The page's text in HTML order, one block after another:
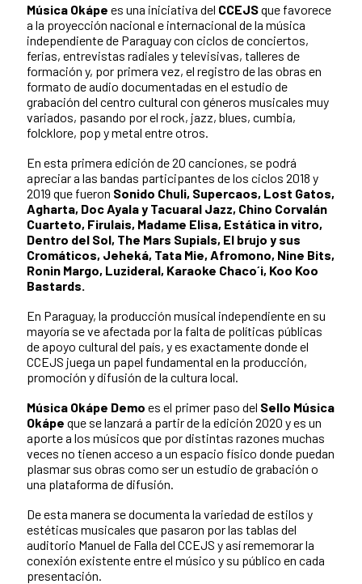
Música Okápe es una iniciativa del CCEJSque favorece
a la proyección nacional e internacional de la música
independiente de Paraguay con ciclos de conciertos,
ferias, entrevistas radiales y televisivas, talleres de
formación y, por primera vez, el registro de las obras en
formato de audio documentadas en el estudio de
grabación del centro cultural con géneros musicales muy
variados, pasando por el rock, jazz, blues, cumbia,
folcklore, pop y metal entre otros.
En esta primera edición de 20 canciones, se podrá
apreciar a las bandas participantes de los ciclos 2018 y
2019 que fueron Sonido Chuli, Supercaos, Lost Gatos,
Agharta, Doc Ayala y Tacuaral Jazz, Chino Corvalán
Cuarteto, Firulais, Madame Elisa, Estática in vitro,
Dentro del Sol, The Mars Supials, El brujo y sus
Cromáticos, Jeheká, Tata Mie, Afromono, Nine Bits,
Ronin Margo, Luzideral, Karaoke Chaco´i, Koo Koo
Bastards.
En Paraguay, la producción musical independiente en su
mayoría se ve afectada por la falta de políticas públicas
de apoyo cultural del país, y es exactamente donde el
CCEJS juega un papel fundamental en la producción,
promoción y difusión de la cultura local.
Música Okápe Demo es el primer paso del Sello Música
Okápe que se lanzará a partir de la edición 2020 y es un
aporte a los músicos que por distintas razones muchas
veces no tienen acceso a un espacio físico donde puedan
plasmar sus obras como ser un estudio de grabación o
una plataforma de difusión.
De esta manera se documenta la variedad de estilos y
estéticas musicales que pasaron por las tablas del
auditorio Manuel de Falla del CCEJS y así rememorar la
conexión existente entre el músico y su público en cada
presentación.